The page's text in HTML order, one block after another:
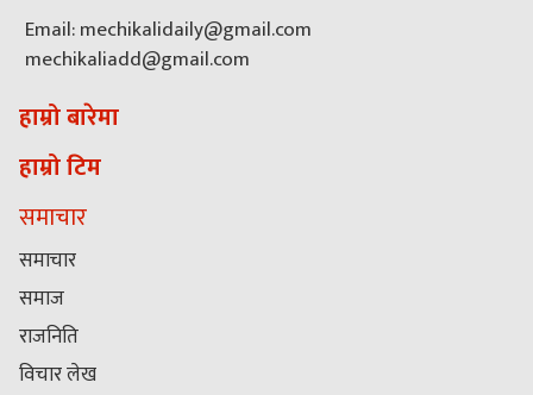
Email: mechikalidaily@gmail.com
mechikaliadd@gmail.com
हाम्रो बारेमा
हाम्रो टिम
समाचार
समाचार
समाज
राजनिति
विचार लेख